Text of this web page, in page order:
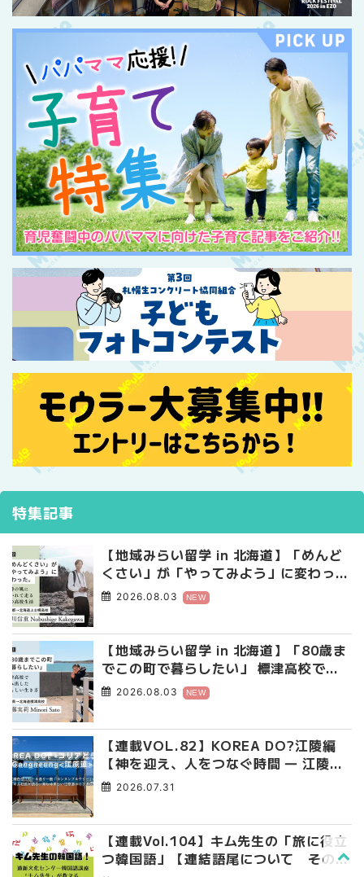
特集記事
【地域みらい留学 in 北海道】「めんど
くさい」が「やってみよう」に変わっ
た。 十勝の風に吹かれて走る、僕の泥
臭くて自由な高校生活
2026.08.03 NEW
【地域みらい留学 in 北海道】「80歳ま
でこの町で暮らしたい」 標津高校で踏
み出した、私らしい生き方
2026.08.03 NEW
【連載VOL.82】KOREA DO?江陵編
【神を迎え、人をつなぐ時間 ― 江陵端
午祭 】
2026.07.31
【連載Vol.104】キム先生の「旅に役立
つ韓国語」【連結語尾について その